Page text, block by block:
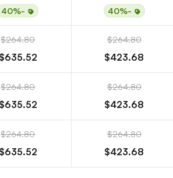
-40%
-40%
$264.80
$423.68
$264.80
$635.52
$264.80
$423.68
$264.80
$635.52
$264.80
$423.68
$264.80
$635.52